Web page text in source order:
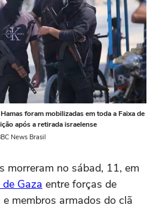
foram mobilizadas em toda a Faixa de
após a retirada israelense
News Brasil
morreram no sábad, 11, em
Gaza entre forças de
membros armados do clã